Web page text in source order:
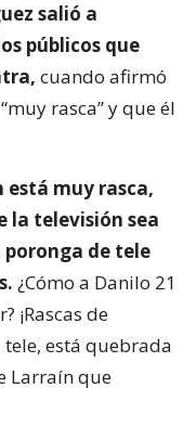
salió a
públicos que
cuando afirmó
rasca” y que él
está muy rasca,
la televisión sea
poronga de tele
¿Cómo a Danilo 21
¡Rascas de
está quebrada
Larraín que